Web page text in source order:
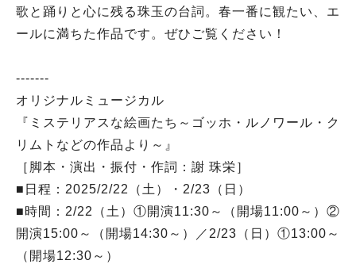
歌と踊りと心に残る珠玉の台詞。春一番に観たい、エ
ールに満ちた作品です。ぜひご覧ください！
-------
オリジナルミュージカル
『ミステリアスな絵画たち～ゴッホ・ルノワール・ク
リムトなどの作品より～』
［脚本・演出・振付・作詞：謝 珠栄］
■日程：2025/2/22（土）・2/23（日）
■時間：2/22（土）①開演11:30～（開場11:00～）②
開演15:00～（開場14:30～）／2/23（日）①13:00～
（開場12:30～）